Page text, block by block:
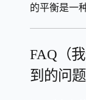
的平衡是一
FAQ（
到的问题